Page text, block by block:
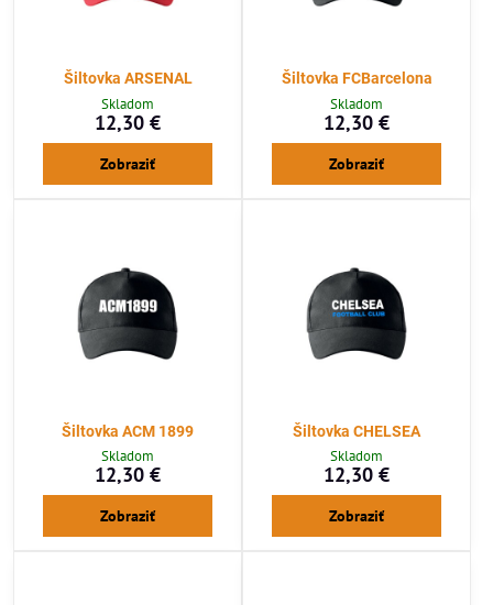
Šiltovka ARSENAL
Skladom
12,30 €
Zobraziť
Šiltovka FCBarcelona
Skladom
12,30 €
Zobraziť
Šiltovka ACM 1899
Skladom
12,30 €
Zobraziť
Šiltovka CHELSEA
Skladom
12,30 €
Zobraziť